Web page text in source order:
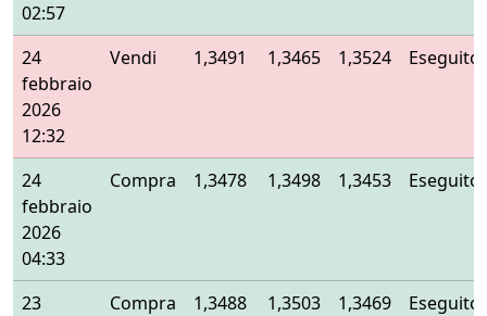
02:57
24
febbraio
2026
12:32
Vendi 1,3491 1,3465 1,3524 Eseguito
24
febbraio
2026
04:33
Compra 1,3478 1,3498 1,3453 Eseguito
23
Compra 1,3488 1,3503 1,3469 Eseguito